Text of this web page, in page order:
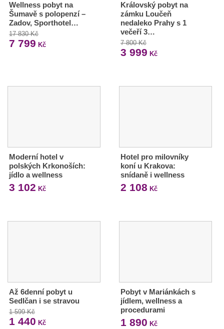
Wellness pobyt na
Šumavě s polopenzí –
Zadov, Sporthotel…
17 830 Kč
7 799 Kč
Královský pobyt na
zámku Loučeň
nedaleko Prahy s 1
večeří 3…
7 800 Kč
3 999 Kč
Moderní hotel v
polských Krkonoších:
jídlo a wellness
3 102 Kč
Hotel pro milovníky
koní u Krakova:
snídaně i wellness
2 108 Kč
Až 6denní pobyt u
Sedlčan i se stravou
1 599 Kč
1 440 Kč
Pobyt v Mariánkách s
jídlem, wellness a
procedurami
1 890 Kč